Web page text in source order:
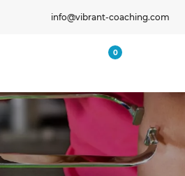
info@vibrant-coaching.com
0